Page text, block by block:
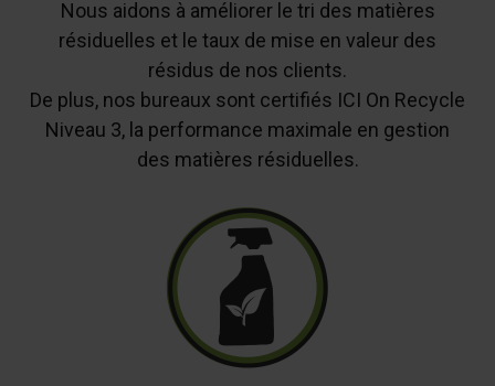
Nous aidons à améliorer le tri des matières
résiduelles et le taux de mise en valeur des
résidus de nos clients.
De plus, nos bureaux sont certifiés ICI On Recycle
Niveau 3, la performance maximale en gestion
des matières résiduelles.